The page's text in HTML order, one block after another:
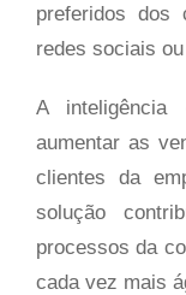
preferidos dos
redes sociais
A
aumentar as
clientes da
solução
processos da
cada vez mais